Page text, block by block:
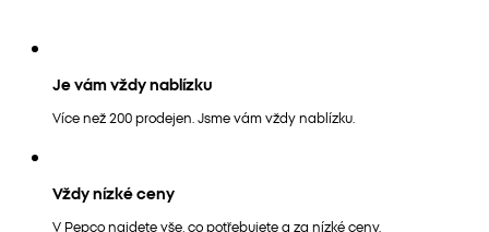
Je vám vždy nablízku
Více než 200 prodejen. Jsme vám vždy nablízku.
Vždy nízké ceny
V Pepco najdete vše, co potřebujete a za nízké ceny.